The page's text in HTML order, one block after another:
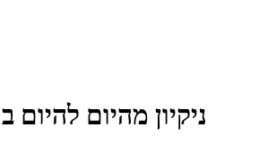
ניקיון מהיום להיום